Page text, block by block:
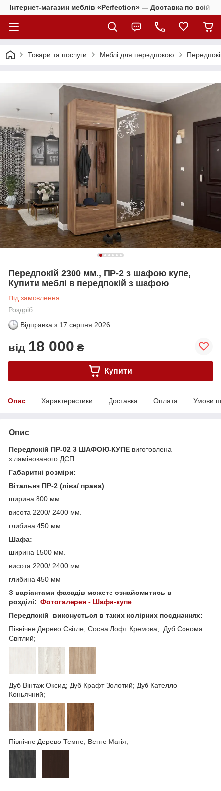
Інтернет-магазин меблів «Perfection» — Доставка по всій
Товари та послуги Меблі для передпокою
Передпокій 2300 мм., ПР-2 з шафою купе,
Купити меблі в передпокій з шафою
Під замовлення
Роздріб
Відправка з 17 серпня 2026
від 18 000 ₴
Купити
Опис Характеристики Доставка Оплата Умови
Опис
Передпокій ПР-02 З ШАФОЮ-КУПЕ виготовлена
з ламінованого ДСП.
Габаритні розміри:
Вітальня ПР-2 (ліва/ права)
ширина 800 мм.
висота 2200/ 2400 мм.
глибина 450 мм
Шафа:
ширина 1500 мм.
висота 2200/ 2400 мм.
глибина 450 мм
З варіантами фасадів можете ознайомитись в
розділі: Фотогалерея - Шафи-купе
Передпокій виконується в таких колірних поєднаннях:
Північне Дерево Світле; Сосна Лофт Кремова; Дуб Сонома
Світлий;
Дуб Вінтаж Оксид; Дуб Крафт Золотий; Дуб Кателло
Коньячний;
Північне Дерево Темне; Венге Магія;